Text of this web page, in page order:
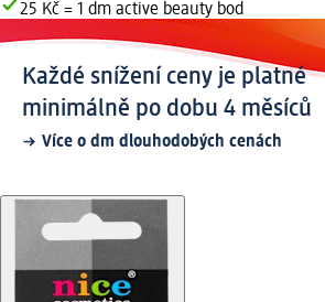
25 Kč = 1 dm active beauty bod
Každé snížení ceny je platné
minimálně po dobu 4 měsíců
Více o dm dlouhodobých cenách